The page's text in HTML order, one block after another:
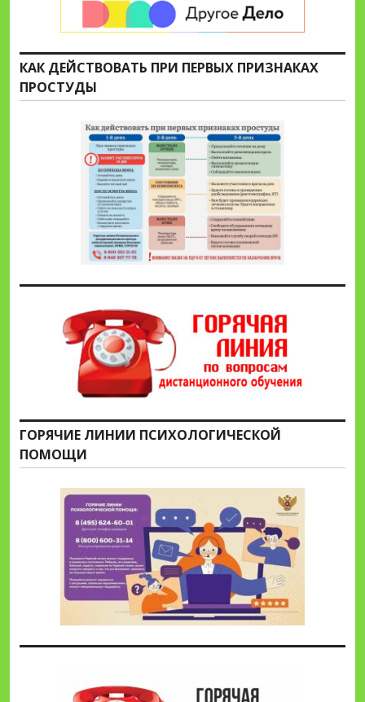
КАК ДЕЙСТВОВАТЬ ПРИ ПЕРВЫХ ПРИЗНАКАХ
ПРОСТУДЫ
ГОРЯЧИЕ ЛИНИИ ПСИХОЛОГИЧЕСКОЙ
ПОМОЩИ